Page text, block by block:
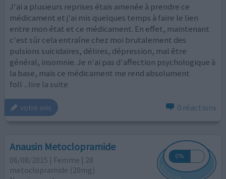
J'ai a plusieurs reprises étais amenée à prendre ce
médicament et j'ai mis quelques temps à faire le lien
entre mon état et ce médicament. En effet, maintenant
c'est sûr cela entraîne chez moi brutalement des
pulsions suicidaires, délires, dépression, mal être
général, insomnie. Je n'ai pas d'affection psychologique à
la base, mais ce médicament me rend absolument
foll ...lire la suite
votre avis 0 réactions
Anausin Metoclopramide
06/08/2015 | Femme | 28
metoclopramide (20mg)